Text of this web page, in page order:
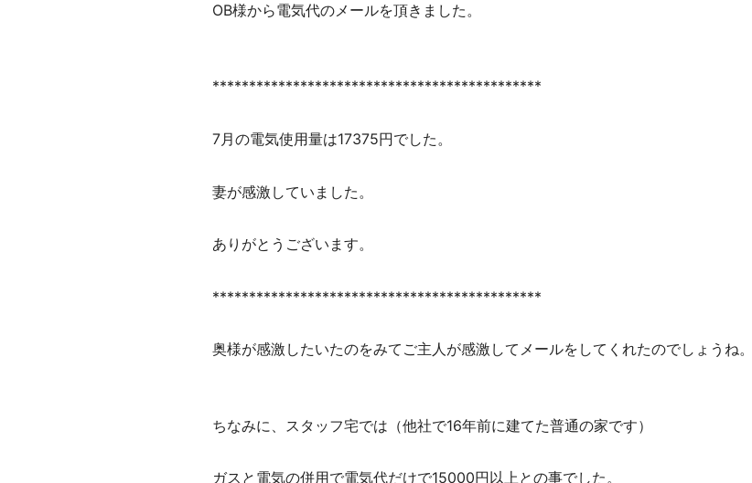
OB様から電気代のメールを頂きました。
*********************************************
7月の電気使用量は17375円でした。
妻が感激していました。
ありがとうございます。
*********************************************
奥様が感激したいたのをみてご主人が感激してメールをしてくれたのでしょうね。
ちなみに、スタッフ宅では（他社で16年前に建てた普通の家です）
ガスと電気の併用で電気代だけで15000円以上との事でした。